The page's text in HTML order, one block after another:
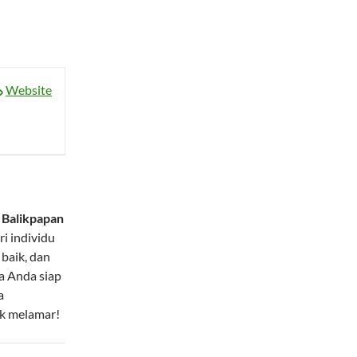
Website
Balikpapan
individu
dan
Anda siap
melamar!